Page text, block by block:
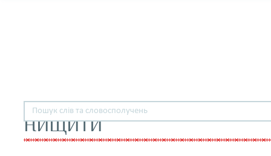
НИЩИТИ